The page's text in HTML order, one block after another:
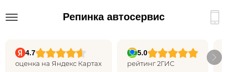
Репинка автосервис
4.7
оценка на Яндекс Картах
5.0
рейтинг 2ГИС